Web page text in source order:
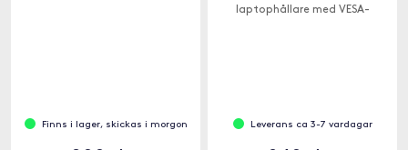
Finns i lager, skickas i morgon
laptophållare med VESA-
Leverans ca 3-7 vardagar